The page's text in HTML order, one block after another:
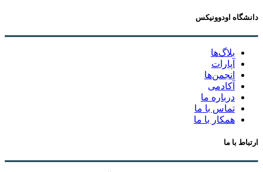
دانشگاه اودوونیکس
بلاگ‌ها
آپارات
انجمن‌ها
آکادمی
درباره ما
تماس با ما
همکار با ما
ارتباط با ما